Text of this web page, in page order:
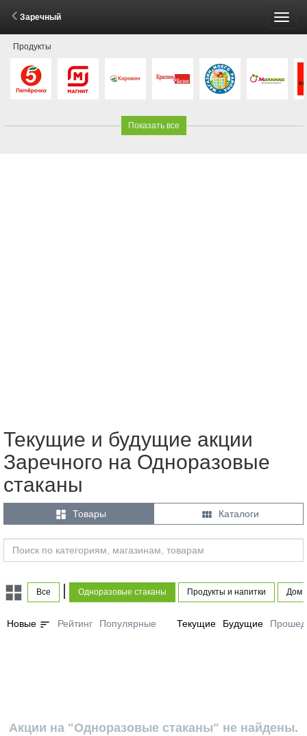
Заречный
Продукты
Показать все
Текущие и будущие акции
Заречного на Одноразовые
стаканы
 Товары  Каталоги
Все Одноразовые стаканы Продукты и напитки Дом
Новые sort Рейтинг Популярные Текущие Будущие
Акции на "Одноразовые стаканы" не найдены.